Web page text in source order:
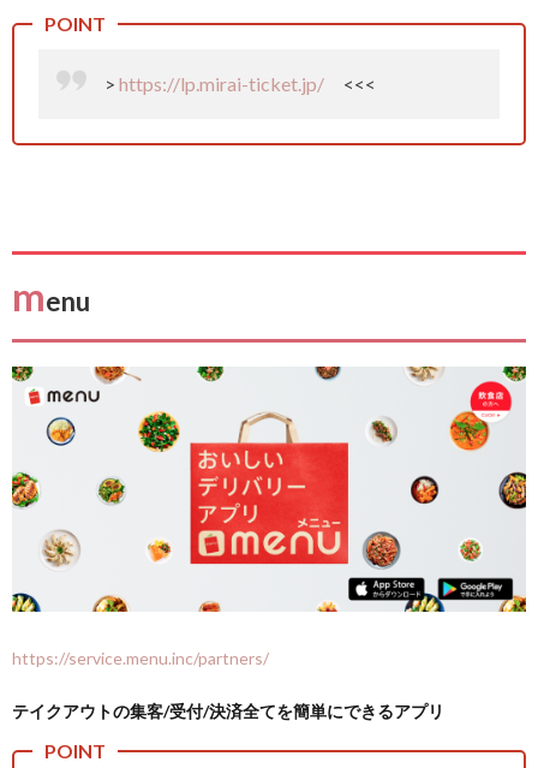
> https://lp.mirai-ticket.jp/ <<<
menu
https://service.menu.inc/partners/
テイクアウトの集客/受付/決済全てを簡単にできるアプリ